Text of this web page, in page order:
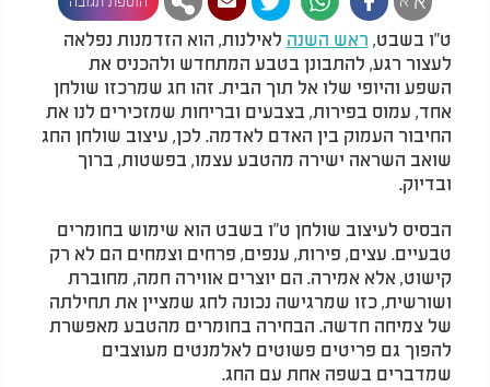
ט"ו בשבט, ראש השנה לאילנות, הוא הזדמנות נפלאה
לעצור רגע, להתבונן בטבע המתחדש ולהכניס את
השפע והיופי שלו אל תוך הבית. זהו חג שמרכזו שולחן
אחד, עמוס בפירות, בצבעים ובריחות שמזכירים לנו את
החיבור העמוק בין האדם לאדמה. לכן, עיצוב שולחן החג
שואב השראה ישירה מהטבע עצמו, בפשטות, ברוך
ובדיוק.
הבסיס לעיצוב שולחן ט"ו בשבט הוא שימוש בחומרים
טבעיים. עצים, פירות, ענפים, פרחים וצמחים הם לא רק
קישוט, אלא אמירה. הם יוצרים אווירה חמה, מחוברת
ושורשית, כזו שמרגישה נכונה לחג שמציין את תחילתה
של צמיחה חדשה. הבחירה בחומרים מהטבע מאפשרת
להפוך גם פריטים פשוטים לאלמנטים מעוצבים
שמדברים בשפה אחת עם החג.